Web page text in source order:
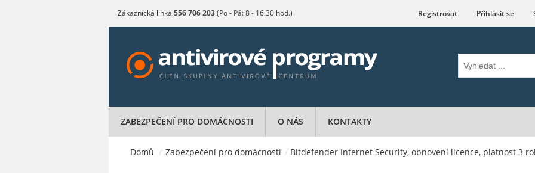
Zákaznická linka 556 706 203(Po - Pá: 8 - 16.30 hod.) Registrovat Přihlásit se
ZABEZPEČENÍ PRO DOMÁCNOSTI O NÁS KONTAKTY
Domů / Zabezpečení pro domácnosti / Bitdefender Internet Security, obnovení licence, platnost 3